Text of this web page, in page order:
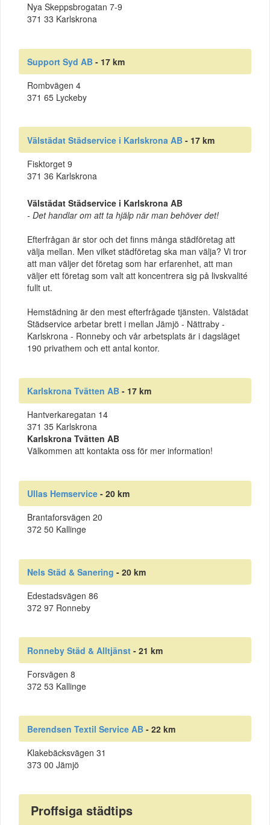
Nya Skeppsbrogatan 7-9
371 33 Karlskrona
Support Syd AB - 17 km
Rombvägen 4
371 65 Lyckeby
Välstädat Städservice i Karlskrona AB - 17 km
Fisktorget 9
371 36 Karlskrona
Välstädat Städservice i Karlskrona AB
- Det handlar om att ta hjälp när man behöver det!
Efterfrågan är stor och det finns många städföretag att
välja mellan. Men vilket städföretag ska man välja? Vi tror
att man väljer det företag som har erfarenhet, att man
väljer ett företag som valt att koncentrera sig på livskvalité
fullt ut.
Hemstädning är den mest efterfrågade tjänsten. Välstädat
Städservice arbetar brett i mellan Jämjö - Nättraby -
Karlskrona - Ronneby och vår arbetsplats är i dagsläget
190 privathem och ett antal kontor.
Karlskrona Tvätten AB - 17 km
Hantverkaregatan 14
371 35 Karlskrona
Karlskrona Tvätten AB
Välkommen att kontakta oss för mer information!
Ullas Hemservice - 20 km
Brantaforsvägen 20
372 50 Kallinge
Nels Städ & Sanering - 20 km
Edestadsvägen 86
372 97 Ronneby
Ronneby Städ & Alltjänst - 21 km
Forsvägen 8
372 53 Kallinge
Berendsen Textil Service AB - 22 km
Klakebäcksvägen 31
373 00 Jämjö
Proffsiga städtips